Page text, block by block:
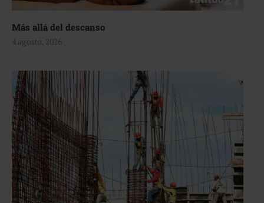
Más allá del descanso
4 agosto, 2026